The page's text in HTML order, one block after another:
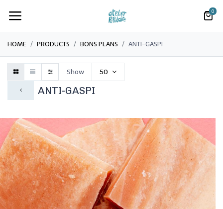
0
HOME PRODUCTS BONS PLANS ​ANTI-GASPI
​ANTI-GASPI
Show 50